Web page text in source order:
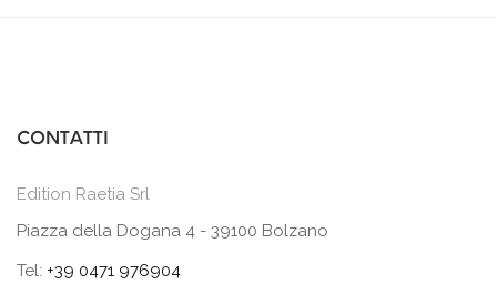
CONTATTI
Edition Raetia Srl
Piazza della Dogana 4 - 39100 Bolzano
Tel: +39 0471 976904